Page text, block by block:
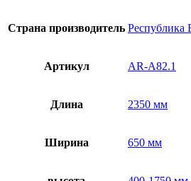
Страна производитель Республика
Артикул AR-A82.1
Длина 2350 мм
Ширина 650 мм